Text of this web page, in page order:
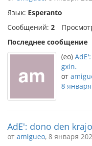
Язык: Esperanto
Сообщений: 2
Последнее сообщение
(eo)
gxin.
от
8
AdE': dono den
от amigueo, 8 января